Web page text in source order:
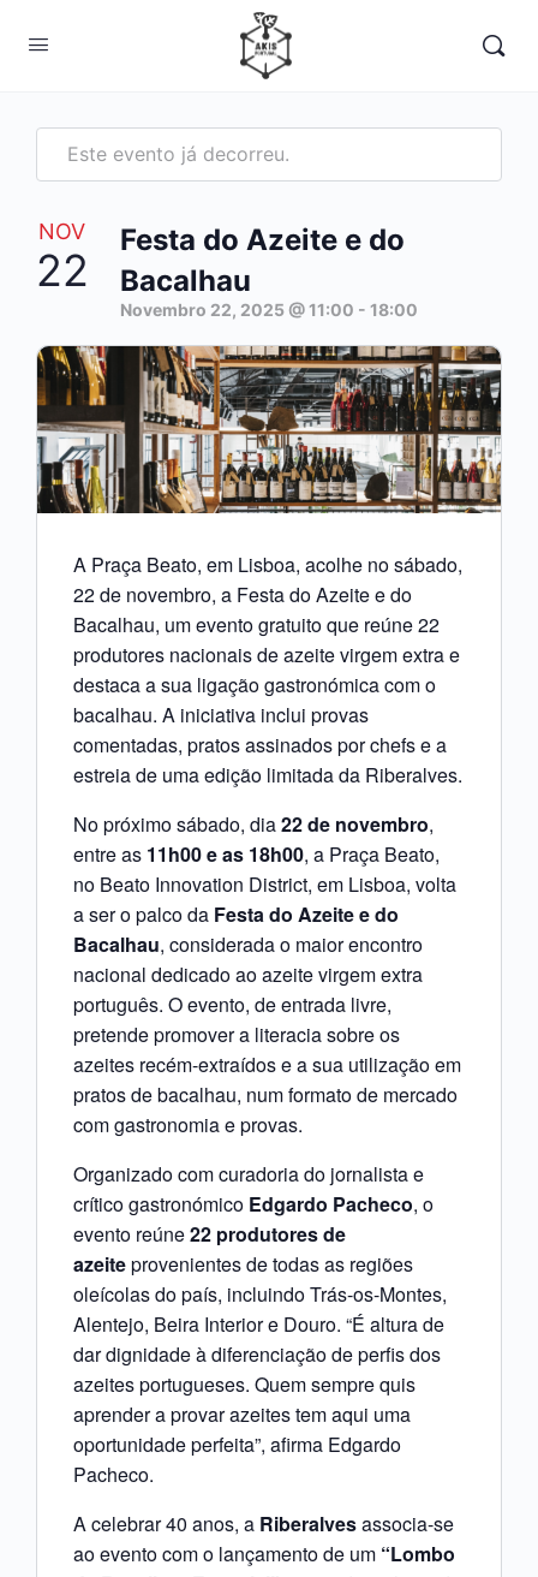
Este evento já decorreu.
NOV
22
Festa do Azeite e do
Bacalhau
Novembro 22, 2025 @ 11:00 - 18:00
A Praça Beato, em Lisboa, acolhe no sábado,
22 de novembro, a Festa do Azeite e do
Bacalhau, um evento gratuito que reúne 22
produtores nacionais de azeite virgem extra e
destaca a sua ligação gastronómica com o
bacalhau. A iniciativa inclui provas
comentadas, pratos assinados por chefs e a
estreia de uma edição limitada da Riberalves.
No próximo sábado, dia22 de novembro,
entre as 11h00 e as 18h00, a Praça Beato,
no Beato Innovation District, em Lisboa, volta
a ser o palco da Festa do Azeite e do
Bacalhau, considerada o maior encontro
nacional dedicado ao azeite virgem extra
português. O evento, de entrada livre,
pretende promover a literacia sobre os
azeites recém-extraídos e a sua utilização em
pratos de bacalhau, num formato de mercado
com gastronomia e provas.
Organizado com curadoria do jornalista e
crítico gastronómico Edgardo Pacheco, o
evento reúne22 produtores de
azeiteprovenientes de todas as regiões
oleícolas do país, incluindo Trás-os-Montes,
Alentejo, Beira Interior e Douro. “É altura de
dar dignidade à diferenciação de perfis dos
azeites portugueses. Quem sempre quis
aprender a provar azeites tem aqui uma
oportunidade perfeita”, afirma Edgardo
Pacheco.
A celebrar 40 anos, a Riberalvesassocia-se
ao evento com o lançamento de um “Lombo